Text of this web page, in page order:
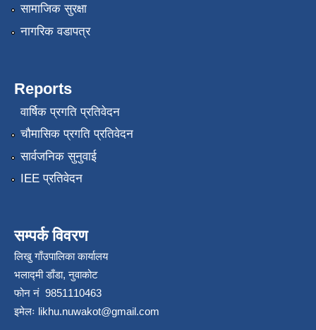
सामाजिक सुरक्षा
नागरिक वडापत्र
Reports
वार्षिक प्रगति प्रतिवेदन
चौमासिक प्रगति प्रतिवेदन
सार्वजनिक सुनुवाई
IEE प्रतिवेदन
सम्पर्क विवरण
लिखु गाँउपालिका कार्यालय
भलाद्मी डाँडा, नुवाकोट
फोन नं 9851110463
इमेलः likhu.nuwakot@gmail.com